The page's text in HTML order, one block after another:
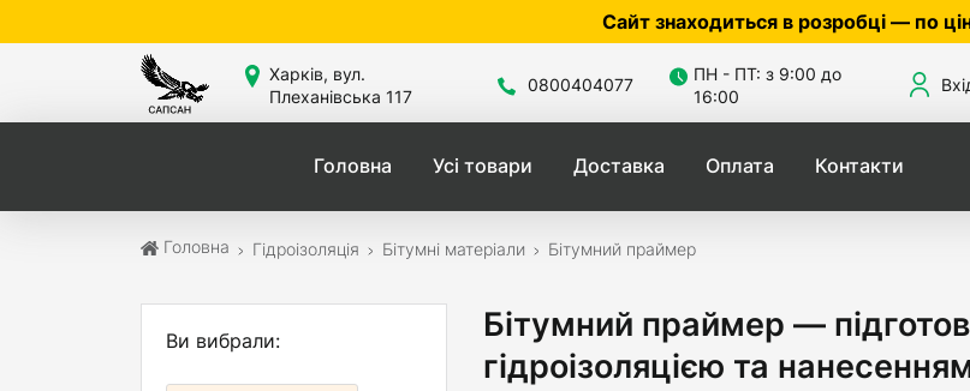
Сайт знаходиться в розробці — по ціні та
Харків, вул.
Плеханівська 117
0800404077
ПН - ПТ: з 9:00 до
16:00
Головна Усі товари Доставка Оплата Контакти
Головна Гідроізоляція Бітумні матеріали Бітумний праймер
Ви вибрали:
Бітумний праймер —
гідроізоляцією та